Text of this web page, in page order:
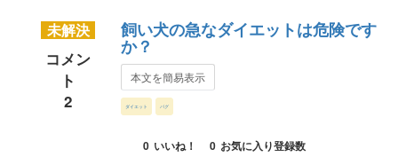
未解決
コメン
ト
2
飼い犬の急なダイエットは危険です
か？
本文を簡易表示
ダイエット パグ
0 いいね！ 0 お気に入り登録数